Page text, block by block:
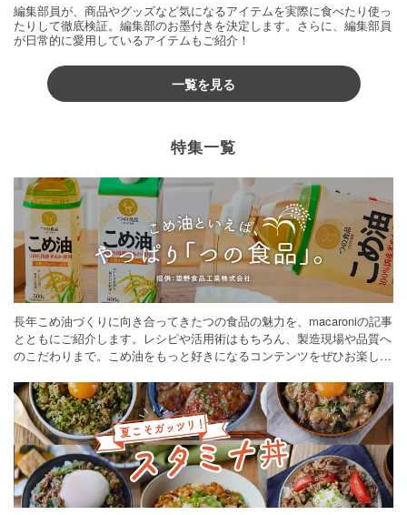
編集部員が、商品やグッズなど気になるアイテムを実際に食べたり使っ
たりして徹底検証。編集部のお墨付きを決定します。さらに、編集部員
が日常的に愛用しているアイテムもご紹介！
一覧を見る
特集一覧
長年こめ油づくりに向き合ってきたつの食品の魅力を、macaroniの記事
とともにご紹介します。レシピや活用術はもちろん、製造現場や品質へ
のこだわりまで。こめ油をもっと好きになるコンテンツをぜひお楽しみ